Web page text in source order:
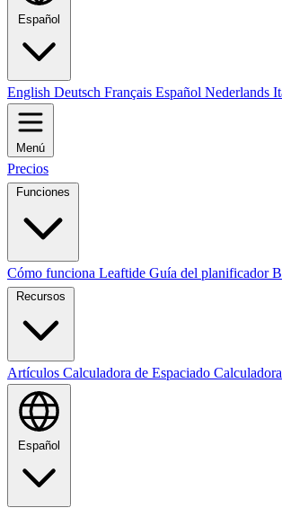
Español
English Deutsch Français Español Nederlands
Menú
Precios
Funciones
Cómo funciona Leaftide Guía del planificador
Recursos
Artículos Calculadora de Espaciado
Español